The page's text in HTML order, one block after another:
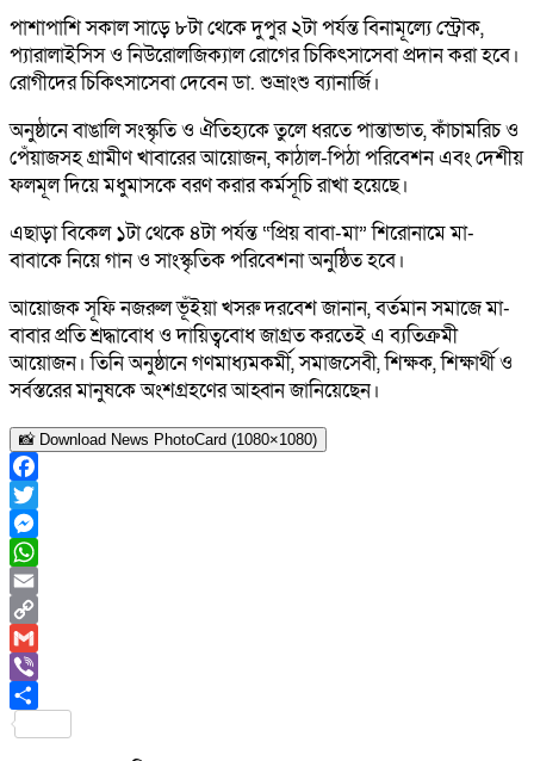
পাশাপাশি সকাল সাড়ে ৮টা থেকে দুপুর ২টা পর্যন্ত বিনামূল্যে স্ট্রোক,
প্যারালাইসিস ও নিউরোলজিক্যাল রোগের চিকিৎসাসেবা প্রদান করা হবে।
রোগীদের চিকিৎসাসেবা দেবেন ডা. শুভ্রাংশু ব্যানার্জি।
অনুষ্ঠানে বাঙালি সংস্কৃতি ও ঐতিহ্যকে তুলে ধরতে পান্তাভাত, কাঁচামরিচ ও
পেঁয়াজসহ গ্রামীণ খাবারের আয়োজন, কাঠাল-পিঠা পরিবেশন এবং দেশীয়
ফলমূল দিয়ে মধুমাসকে বরণ করার কর্মসূচি রাখা হয়েছে।
এছাড়া বিকেল ১টা থেকে ৪টা পর্যন্ত “প্রিয় বাবা-মা” শিরোনামে মা-
বাবাকে নিয়ে গান ও সাংস্কৃতিক পরিবেশনা অনুষ্ঠিত হবে।
আয়োজক সূফি নজরুল ভূঁইয়া খসরু দরবেশ জানান, বর্তমান সমাজে মা-
বাবার প্রতি শ্রদ্ধাবোধ ও দায়িত্ববোধ জাগ্রত করতেই এ ব্যতিক্রমী
আয়োজন। তিনি অনুষ্ঠানে গণমাধ্যমকর্মী, সমাজসেবী, শিক্ষক, শিক্ষার্থী ও
সর্বস্তরের মানুষকে অংশগ্রহণের আহ্বান জানিয়েছেন।
📸 Download News PhotoCard (1080×1080)
Facebook
Twitter
Messenger
WhatsApp
Email
Copy
Link
Gmail
Viber